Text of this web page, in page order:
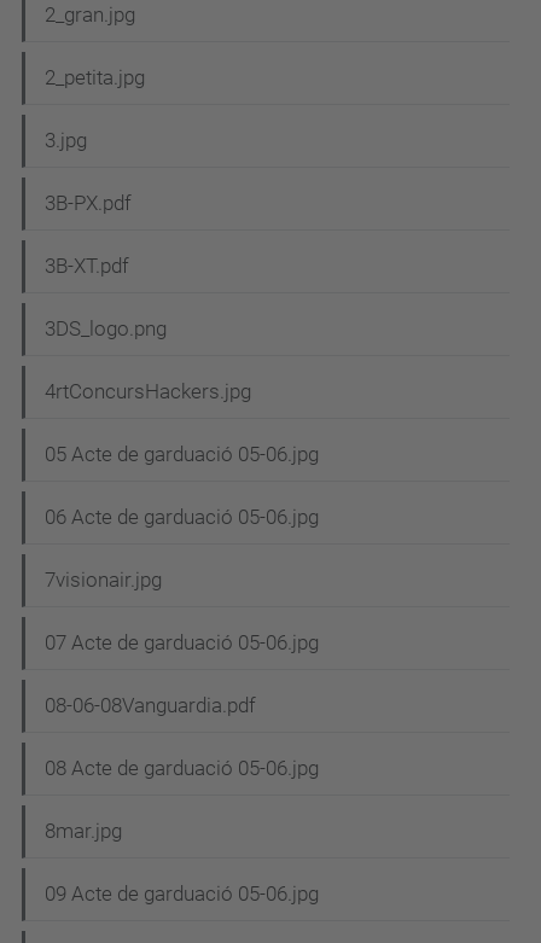
2_gran.jpg
2_petita.jpg
3.jpg
3B-PX.pdf
3B-XT.pdf
3DS_logo.png
4rtConcursHackers.jpg
05 Acte de garduació 05-06.jpg
06 Acte de garduació 05-06.jpg
7visionair.jpg
07 Acte de garduació 05-06.jpg
08-06-08Vanguardia.pdf
08 Acte de garduació 05-06.jpg
8mar.jpg
09 Acte de garduació 05-06.jpg